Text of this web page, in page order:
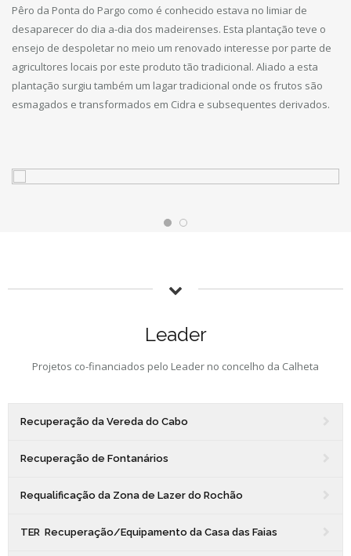
Pêro da Ponta do Pargo como é conhecido estava no limiar de
desaparecer do dia a-dia dos madeirenses. Esta plantação teve o
ensejo de despoletar no meio um renovado interesse por parte de
agricultores locais por este produto tão tradicional. Aliado a esta
plantação surgiu também um lagar tradicional onde os frutos são
esmagados e transformados em Cidra e subsequentes derivados.
Leader
Projetos co-financiados pelo Leader no concelho da Calheta
Recuperação da Vereda do Cabo
Recuperação de Fontanários
Requalificação da Zona de Lazer do Rochão
TER  Recuperação/Equipamento da Casa das Faias